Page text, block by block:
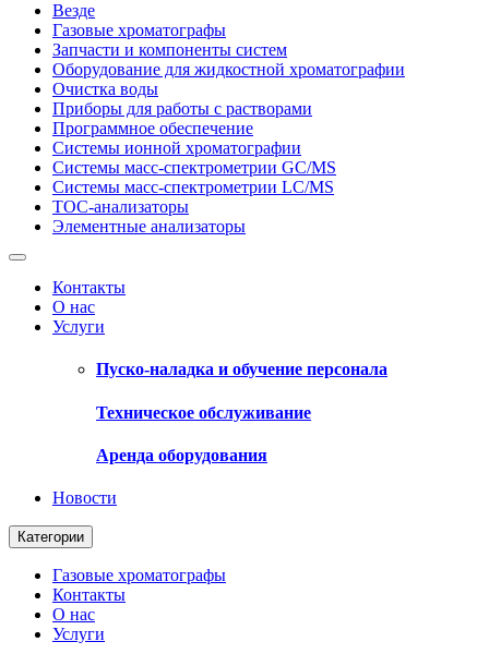
Везде
Газовые хроматографы
Запчасти и компоненты систем
Оборудование для жидкостной хроматографии
Очистка воды
Приборы для работы с растворами
Программное обеспечение
Системы ионной хроматографии
Системы масс-спектрометрии GC/MS
Системы масс-спектрометрии LC/MS
ТОС-анализаторы
Элементные анализаторы
Контакты
О нас
Услуги
Пуско-наладка и обучение персонала
Техническое обслуживание
Аренда оборудования
Новости
Категории
Газовые хроматографы
Контакты
О нас
Услуги